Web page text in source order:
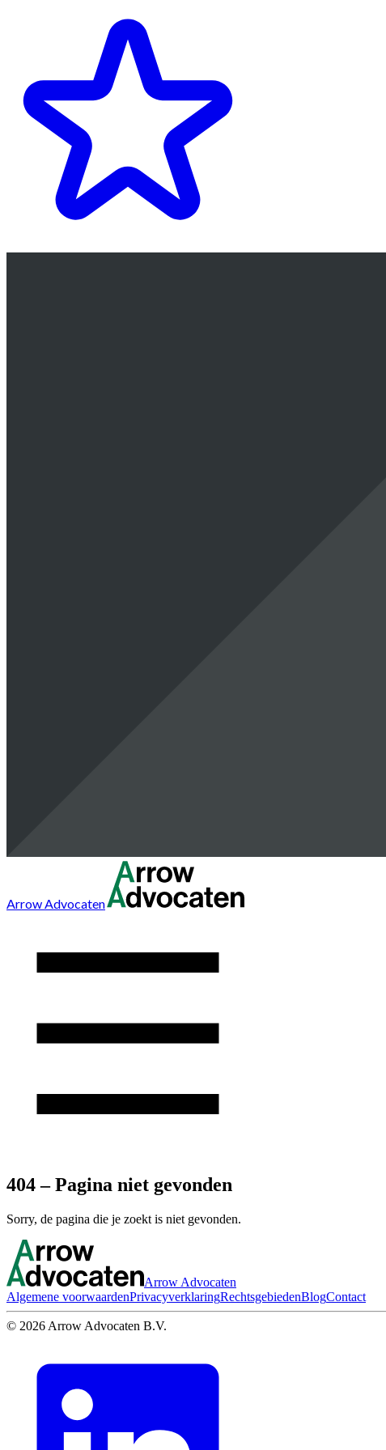
Arrow Advocaten
404 – Pagina niet gevonden
Sorry, de pagina die je zoekt is niet gevonden.
Arrow Advocaten
Algemene voorwaardenPrivacyverklaringRechtsgebiedenBlogContact
© 2026 Arrow Advocaten B.V.